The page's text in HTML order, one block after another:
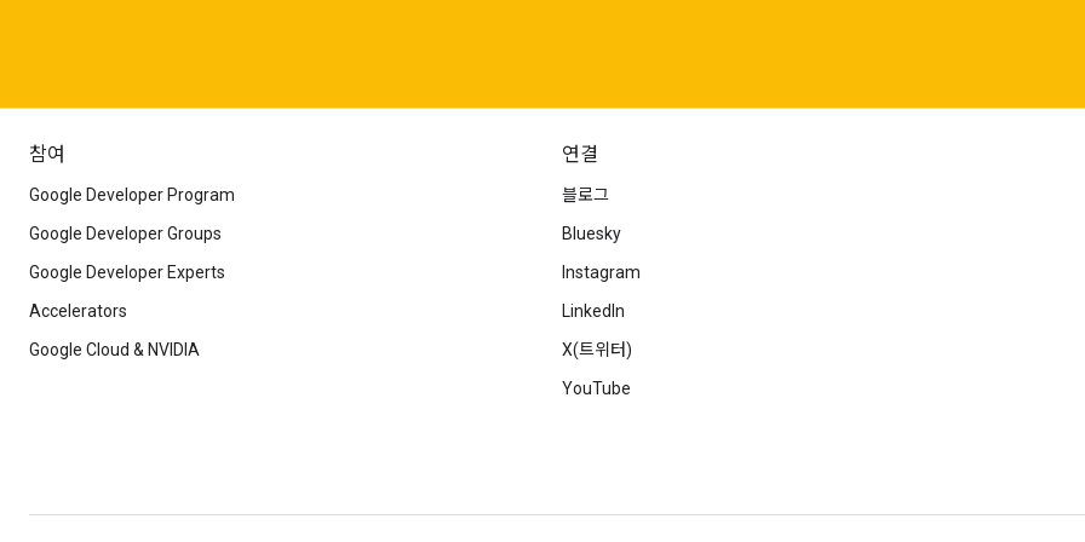
참여
Google Developer Program
Google Developer Groups
Google Developer Experts
Accelerators
Google Cloud & NVIDIA
연결
블로그
Bluesky
Instagram
LinkedIn
X(트위터)
YouTube